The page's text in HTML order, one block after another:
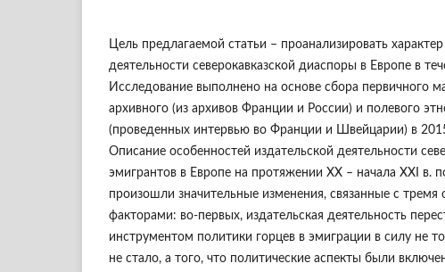
Цель предлагаемой статьи – проанализировать
деятельности северокавказской диаспоры в Европе в
Исследование выполнено на основе сбора первичного
архивного (из архивов Франции и России) и полевого
(проведенных интервью во Франции и Швейцарии) в
Описание особенностей издательской деятельности
эмигрантов в Европе на протяжении ХХ – начала ХХI в.
произошли значительные изменения, связанные с тремя
факторами: во-первых, издательская деятельность
инструментом политики горцев в эмиграции в силу не
не стало, а того, что политические аспекты были